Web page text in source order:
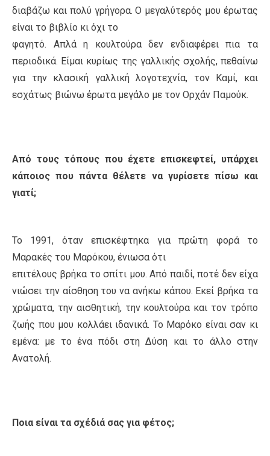
διαβάζω και πολύ γρήγορα. Ο μεγαλύτερός μου έρωτας
είναι το βιβλίο κι όχι το
φαγητό. Απλά η κουλτούρα δεν ενδιαφέρει πια τα
περιοδικά. Είμαι κυρίως της γαλλικής σχολής, πεθαίνω
για την κλασική γαλλική λογοτεχνία, τον Καμί, και
εσχάτως βιώνω έρωτα μεγάλο με τον Ορχάν Παμούκ.
Από τους τόπους που έχετε επισκεφτεί, υπάρχει
κάποιος που πάντα θέλετε να γυρίσετε πίσω και
γιατί;
Το 1991, όταν επισκέφτηκα για πρώτη φορά το
Μαρακές του Μαρόκου, ένιωσα ότι
επιτέλους βρήκα το σπίτι μου. Από παιδί, ποτέ δεν είχα
νιώσει την αίσθηση του να ανήκω κάπου. Εκεί βρήκα τα
χρώματα, την αισθητική, την κουλτούρα και τον τρόπο
ζωής που μου κολλάει ιδανικά. Το Μαρόκο είναι σαν κι
εμένα: με το ένα πόδι στη Δύση και το άλλο στην
Ανατολή.
Ποια είναι τα σχέδιά σας για φέτος;